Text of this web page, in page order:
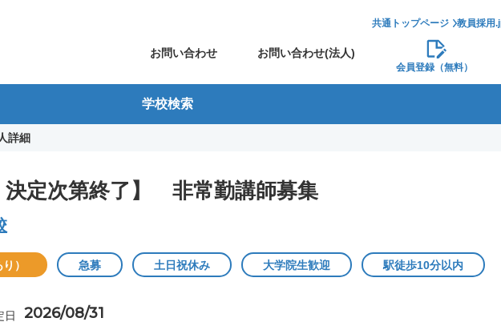
共通トップページ 教員採用
お問い合わせ お問い合わせ(法人)
会員登録（無料）
学校検索
詳細
定次第終了】 非常勤講師募集
） 急募 土日祝休み 大学院生歓迎 駅徒歩10分以内
日 2026/08/31